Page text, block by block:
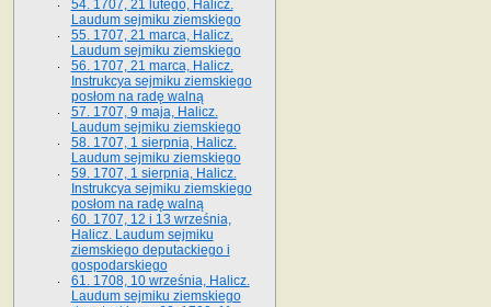
54. 1707, 21 lutego, Halicz.
Laudum sejmiku ziemskiego
55. 1707, 21 marca, Halicz.
Laudum sejmiku ziemskiego
56. 1707, 21 marca, Halicz.
Instrukcya sejmiku ziemskiego
posłom na radę walną
57. 1707, 9 maja, Halicz.
Laudum sejmiku ziemskiego
58. 1707, 1 sierpnia, Halicz.
Laudum sejmiku ziemskiego
59. 1707, 1 sierpnia, Halicz.
Instrukcya sejmiku ziemskiego
posłom na radę walną
60. 1707, 12 i 13 września,
Halicz. Laudum sejmiku
ziemskiego deputackiego i
gospodarskiego
61. 1708, 10 września, Halicz.
Laudum sejmiku ziemskiego